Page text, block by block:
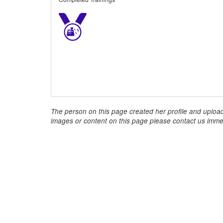
The person on this page created her profile and
images or content on this page please contact us